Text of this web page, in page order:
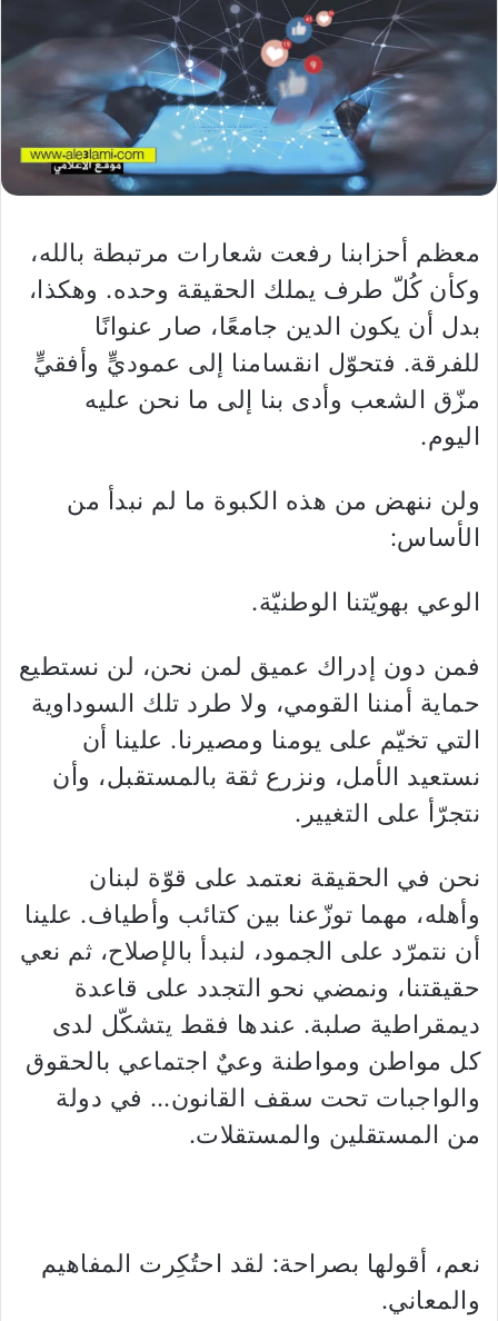
معظم أحزابنا رفعت شعارات مرتبطة بالله،
وكأن كُلّ طرف يملك الحقيقة وحده. وهكذا،
بدل أن يكون الدين جامعًا، صار عنوانًا
للفرقة. فتحوّل انقسامنا إلى عموديٍّ وأفقيٍّ
مزّق الشعب وأدى بنا إلى ما نحن عليه
اليوم.
ولن ننهض من هذه الكبوة ما لم نبدأ من
الأساس:
الوعي بهويّتنا الوطنيّة.
فمن دون إدراك عميق لمن نحن، لن نستطيع
حماية أمننا القومي، ولا طرد تلك السوداوية
التي تخيّم على يومنا ومصيرنا. علينا أن
نستعيد الأمل، ونزرع ثقة بالمستقبل، وأن
نتجرّأ على التغيير.
نحن في الحقيقة نعتمد على قوّة لبنان
وأهله، مهما توزّعنا بين كتائب وأطياف. علينا
أن نتمرّد على الجمود، لنبدأ بالإصلاح، ثم نعي
حقيقتنا، ونمضي نحو التجدد على قاعدة
ديمقراطية صلبة. عندها فقط يتشكّل لدى
كل مواطن ومواطنة وعيٌ اجتماعي بالحقوق
والواجبات تحت سقف القانون… في دولة
من المستقلين والمستقلات.
نعم، أقولها بصراحة: لقد احتُكِرت المفاهيم
والمعاني.